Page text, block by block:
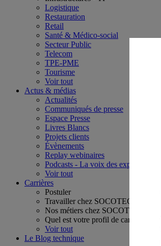
Logistique
Restauration
Retail
Santé & Médico-social
Secteur Public
Telecom
TPE-PME
Tourisme
Voir tout
Actus & médias
Actualités
Communiqués de presse
Espace Presse
Livres Blancs
Projets clients
Évènements
Replay webinaires
Podcasts - La voix des experts
Voir tout
Carrières
Postuler
Travailler chez SOCOTEC
Nos métiers chez SOCOTEC
Quel est votre profil de candidat ?
Voir tout
Le Blog technique